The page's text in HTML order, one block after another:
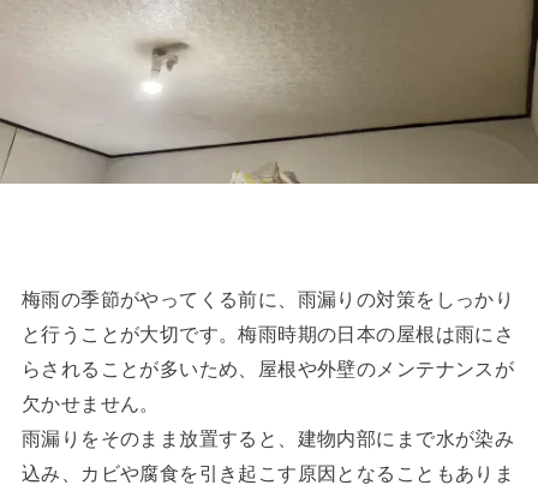
梅雨の季節がやってくる前に、雨漏りの対策をしっかり
と行うことが大切です。梅雨時期の日本の屋根は雨にさ
らされることが多いため、屋根や外壁のメンテナンスが
欠かせません。
雨漏りをそのまま放置すると、建物内部にまで水が染み
込み、カビや腐食を引き起こす原因となることもありま